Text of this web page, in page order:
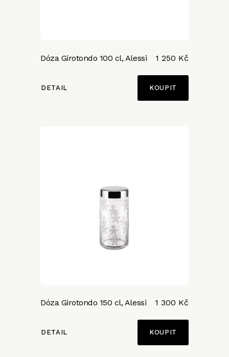
Dóza Girotondo 100 cl, Alessi 1 250 Kč
DETAIL
Dóza Girotondo 150 cl, Alessi 1 300 Kč
DETAIL